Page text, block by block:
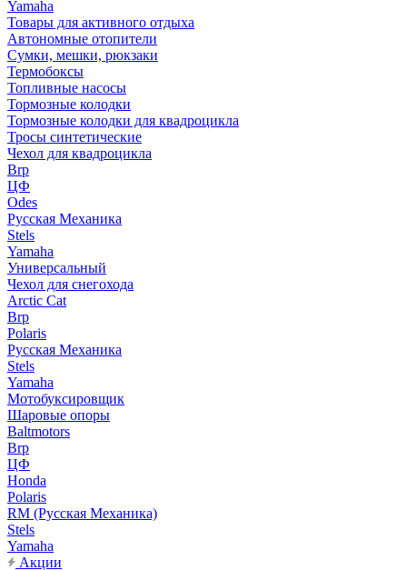
Yamaha
Товары для активного отдыха
Автономные отопители
Сумки, мешки, рюкзаки
Термобоксы
Топливные насосы
Тормозные колодки
Тормозные колодки для квадроцикла
Тросы синтетические
Чехол для квадроцикла
Brp
ЦФ
Odes
Русская Механика
Stels
Yamaha
Универсальный
Чехол для снегохода
Arctic Cat
Brp
Polaris
Русская Механика
Stels
Yamaha
Мотобуксировщик
Шаровые опоры
Baltmotors
Brp
ЦФ
Honda
Polaris
RM (Русская Механика)
Stels
Yamaha
Акции